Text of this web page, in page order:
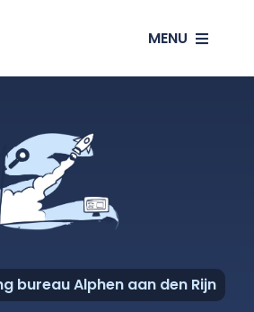
MENU
SEA
Websites
Klanten
bureau Alphen aan den Rijn